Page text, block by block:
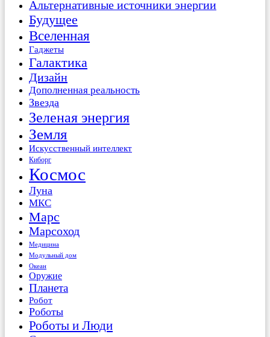
Альтернативные источники энергии
Будущее
Вселенная
Гаджеты
Галактика
Дизайн
Дополненная реальность
Звезда
Зеленая энергия
Земля
Искусственный интеллект
Киборг
Космос
Луна
МКС
Марс
Марсоход
Медицина
Модульный дом
Океан
Оружие
Планета
Робот
Роботы
Роботы и Люди